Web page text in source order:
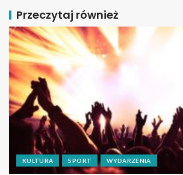
Przeczytaj również
KULTURA SPORT WYDARZENIA